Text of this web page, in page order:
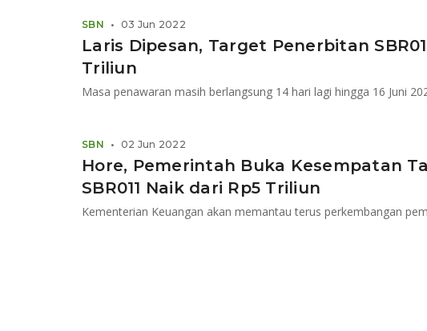
Laris Dipesan, Target Penerbitan
Triliun
Masa penawaran masih berlangsung 14 hari lagi hingga 16 Juni
SBN • 03 Jun 2022
Hore, Pemerintah Buka Kesempatan
SBR011 Naik dari Rp5 Triliun
SBN • 02 Jun 2022